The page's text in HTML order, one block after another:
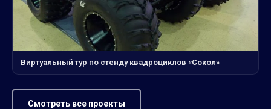
Виртуальный тур по стенду квадроциклов «Сокол»
Смотреть все проекты